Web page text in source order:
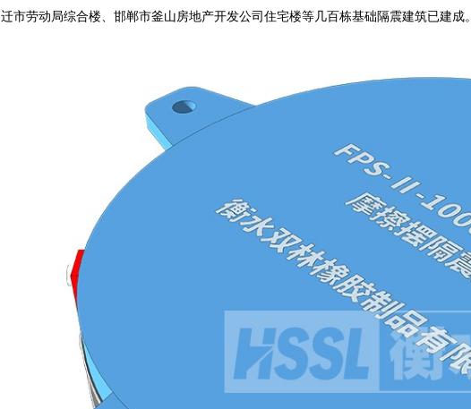
迁市劳动局综合楼、邯郸市釜山房地产开发公司住宅楼等几百栋基础隔震建筑已建成。